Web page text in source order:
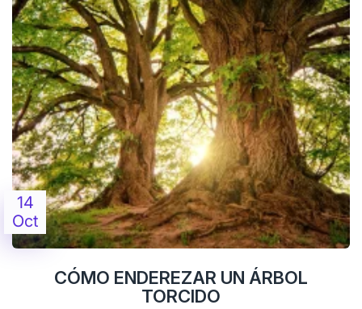
14
Oct
CÓMO ENDEREZAR UN ÁRBOL
TORCIDO